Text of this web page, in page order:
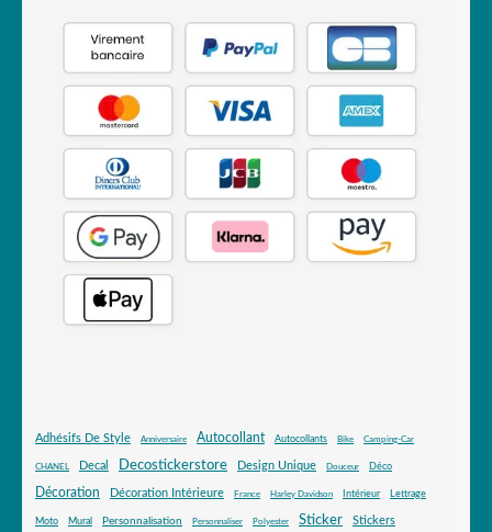
Adhésifs De Style Anniversaire Autocollant Autocollants Bike Camping-Car
CHANEL Decal Decostickerstore Design Unique Douceur Déco
Décoration Décoration Intérieure France Harley Davidson Intérieur Lettrage
Moto Mural Personnalisation Personnaliser Polyester Sticker Stickers